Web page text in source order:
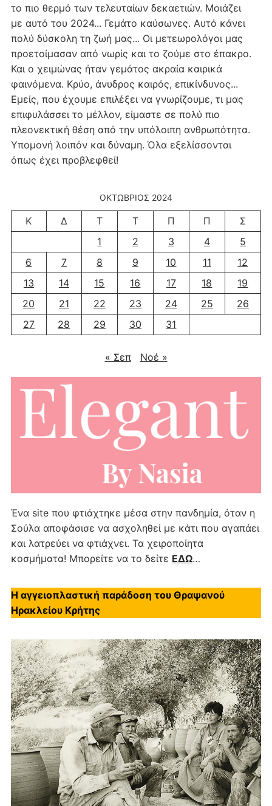
το πιο θερμό των τελευταίων δεκαετιών. Μοιάζει
με αυτό του 2024... Γεμάτο καύσωνες. Αυτό κάνει
πολύ δύσκολη τη ζωή μας... Οι μετεωρολόγοι μας
προετοίμασαν από νωρίς και το ζούμε στο έπακρο.
Και ο χειμώνας ήταν γεμάτος ακραία καιρικά
φαινόμενα. Κρύο, άνυδρος καιρός, επικίνδυνος...
Εμείς, που έχουμε επιλέξει να γνωρίζουμε, τι μας
επιφυλάσσει το μέλλον, είμαστε σε πολύ πιο
πλεονεκτική θέση από την υπόλοιπη ανθρωπότητα.
Υπομονή λοιπόν και δύναμη. Όλα εξελίσσονται
όπως έχει προβλεφθεί!
ΟΚΤΏΒΡΙΟΣ 2024
Κ Δ Τ Τ Π Π
Σ
1
2 3 4
5
6
7 8 9 10 11
12
13
14 15 16 17 18
19
20
21 22 23 24 25
26
27
28 29 30 31
« Σεπ Νοέ »
Ένα site που φτιάχτηκε μέσα στην πανδημία, όταν η
Σούλα αποφάσισε να ασχοληθεί με κάτι που αγαπάει
και λατρεύει να φτιάχνει. Τα χειροποίητα
κοσμήματα! Μπορείτε να το δείτε ΕΔΩ…
Η αγγειοπλαστική παράδοση του Θραψανού
Ηρακλείου Κρήτης